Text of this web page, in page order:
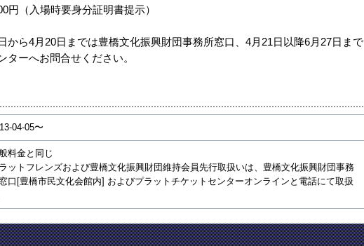
円（入場時要身分証明書提示）
から4月20日までは豊橋文化振興財団事務所窓口、4月21日以降6月27日まで
ターへお問合せください。
04-05〜
料金と同じ
ットフレンズおよび豊橋文化振興財団維持会員先行取扱いは、豊橋文化振興財団事務
口[豊橋市民文化会館内] およびプラットチケットセンターオンラインと電話にて取扱